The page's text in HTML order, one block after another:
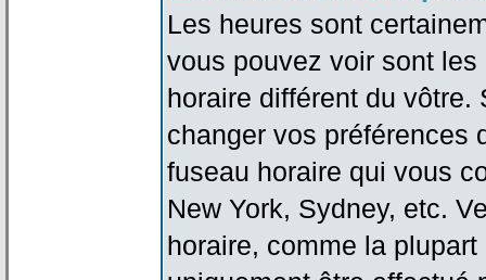
Les heures sont
vous pouvez voir sont
horaire différent du
changer vos préférences
fuseau horaire qui vous
New York, Sydney, etc.
horaire, comme la